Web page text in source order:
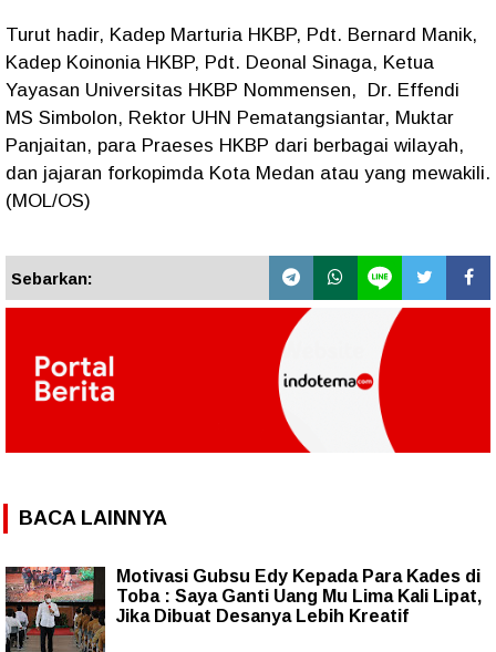
Turut hadir, Kadep Marturia HKBP, Pdt. Bernard Manik,
Kadep Koinonia HKBP, Pdt. Deonal Sinaga, Ketua
Yayasan Universitas HKBP Nommensen, Dr. Effendi
MS Simbolon, Rektor UHN Pematangsiantar, Muktar
Panjaitan, para Praeses HKBP dari berbagai wilayah,
dan jajaran forkopimda Kota Medan atau yang mewakili.
(MOL/OS)
Sebarkan:
BACA LAINNYA
Motivasi Gubsu Edy Kepada Para Kades di
Toba : Saya Ganti Uang Mu Lima Kali Lipat,
Jika Dibuat Desanya Lebih Kreatif